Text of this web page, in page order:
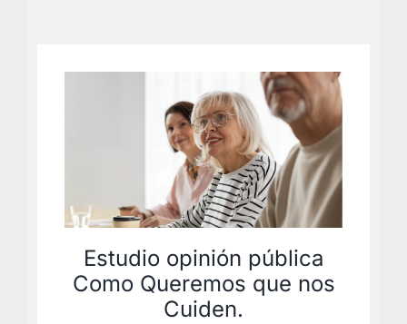
Estudio opinión pública
Como Queremos que nos
Cuiden.